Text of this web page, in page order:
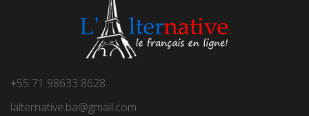
+55 71 98633 8628
lalternative.ba@gmail.com